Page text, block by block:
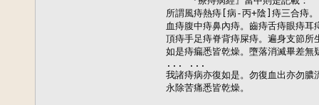
所謂風痔熱痔[病-丙+陰]痔三合痔。
血痔腹中痔鼻內痔。齒痔舌痔眼痔耳
頂痔手足痔脊背痔屎痔。遍身支節所
如是痔瘺悉皆乾燥。墮落消滅畢差無
... ...
我諸痔病亦復如是。勿復血出亦勿膿
永除苦痛悉皆乾燥。